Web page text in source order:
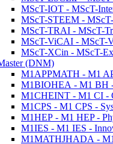
MScT-IOT - MScT-
MScT-STEEM -
MScT-TRAI - MScT-
MScT-ViCAI - MScT-
MScT-XCin - MScT-
(DNM)
M1APPMATH - M1
M1BIOHEA - M1 BH
M1CHEINT - M1 CI -
M1CPS - M1 CPS -
M1HEP - M1 HEP -
M1IES - M1 IES -
M1MATHJHADA - M1